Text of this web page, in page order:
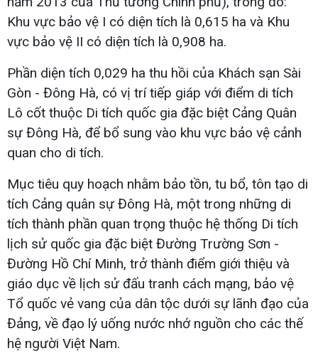
Khu vực bảo vệ I có diện tích là 0,615 ha và Khu
vực bảo vệ II có diện tích là 0,908 ha.
Phần diện tích 0,029 ha thu hồi của Khách sạn Sài
Gòn - Đông Hà, có vị trí tiếp giáp với điểm di tích
Lô cốt thuộc Di tích quốc gia đặc biệt Cảng Quân
sự Đông Hà, để bổ sung vào khu vực bảo vệ cảnh
quan cho di tích.
Mục tiêu quy hoạch nhằm bảo tồn, tu bổ, tôn tạo di
tích Cảng quân sự Đông Hà, một trong những di
tích thành phần quan trọng thuộc hệ thống Di tích
lịch sử quốc gia đặc biệt Đường Trường Sơn -
Đường Hồ Chí Minh, trở thành điểm giới thiệu và
giáo dục về lịch sử đấu tranh cách mạng, bảo vệ
Tổ quốc vẻ vang của dân tộc dưới sự lãnh đạo của
Đảng, về đạo lý uống nước nhớ nguồn cho các thế
hệ người Việt Nam.